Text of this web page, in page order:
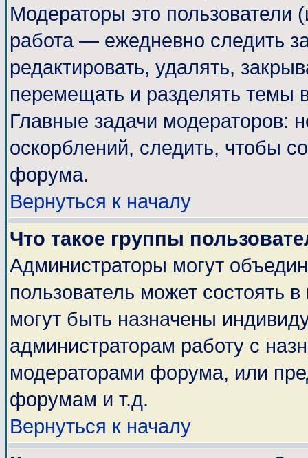
Модераторы это пользователи
работа — ежедневно следить
редактировать, удалять,
перемещать и разделять темы
Главные задачи модераторов:
оскорблений, следить, чтобы
форума.
Вернуться к началу
Что такое группы
Администраторы могут
пользователь может состоять
могут быть назначены
администраторам работу с
модераторами форума, или
форумам и т.д.
Вернуться к началу